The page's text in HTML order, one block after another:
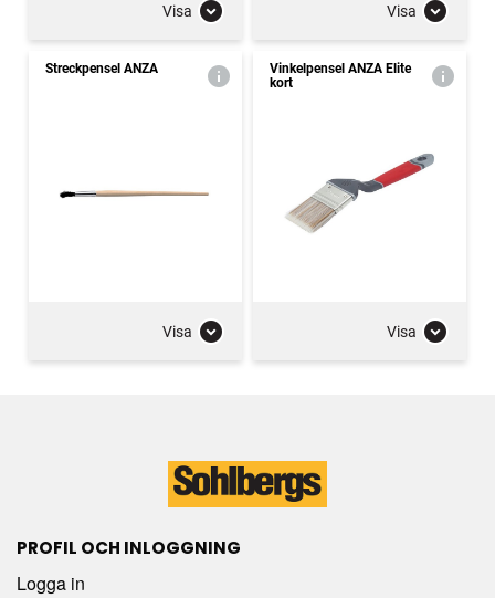
Visa Visa
Streckpensel ANZA
Visa
Vinkelpensel ANZA Elite
kort
Visa
PROFIL OCH INLOGGNING
Logga in